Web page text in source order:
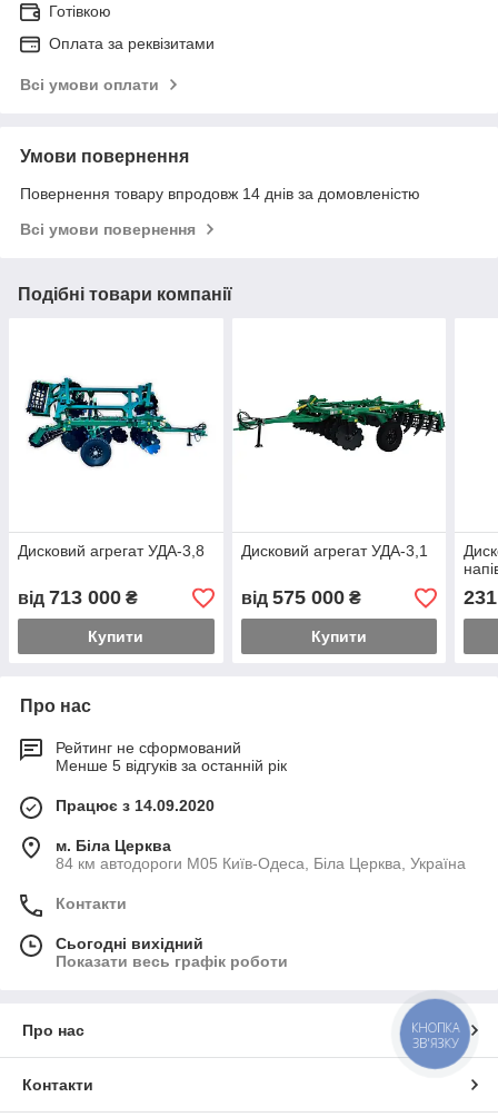
Готівкою
Оплата за реквізитами
Всі умови оплати
Умови повернення
Повернення товару впродовж 14 днів за домовленістю
Всі умови повернення
Подібні товари компанії
Дисковий агрегат УДА-3,8
від 713 000 ₴
Купити
Дисковий агрегат УДА-3,1
від 575 000₴
Купити
Про нас
Рейтинг не сформований
Менше 5 відгуків за останній рік
Працює з 14.09.2020
м. Біла Церква
84 км автодороги М05 Київ-Одеса, Біла Церква, Україна
Контакти
Сьогодні вихідний
Показати весь графік роботи
Про нас
Контакти
КНОПКА
ЗВ'ЯЗКУ